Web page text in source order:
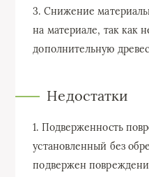
3. Снижение
на материале, так как
дополнительную
Недостатки
1. Подверженность
установленный без
подвержен